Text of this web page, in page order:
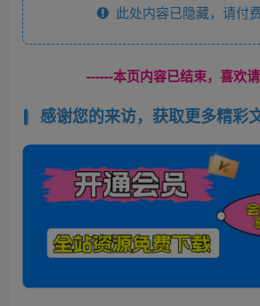
此处内容已隐藏，请付
------本页内容已结束，喜欢
感谢您的来访，获取更多精彩